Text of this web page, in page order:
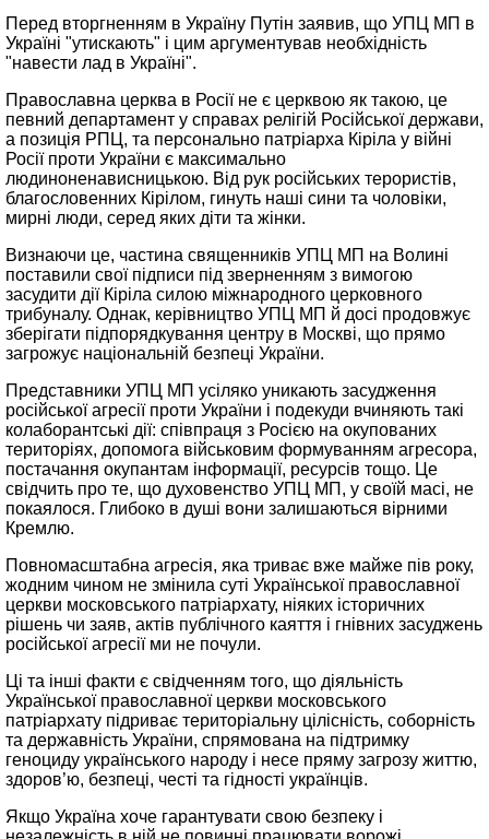
Перед вторгненням в Україну Путін заявив, що УПЦ МП в
Україні "утискають" і цим аргументував необхідність
"навести лад в Україні".
Православна церква в Росії не є церквою як такою, це
певний департамент у справах релігій Російської держави,
а позиція РПЦ, та персонально патріарха Кіріла у війні
Росії проти України є максимально
людиноненависницькою. Від рук російських терористів,
благословенних Кірілом, гинуть наші сини та чоловіки,
мирні люди, серед яких діти та жінки.
Визнаючи це, частина священників УПЦ МП на Волині
поставили свої підписи під зверненням з вимогою
засудити дії Кіріла силою міжнародного церковного
трибуналу. Однак, керівництво УПЦ МП й досі продовжує
зберігати підпорядкування центру в Москві, що прямо
загрожує національній безпеці України.
Представники УПЦ МП усіляко уникають засудження
російської агресії проти України і подекуди вчиняють такі
колаборантські дії: співпраця з Росією на окупованих
територіях, допомога військовим формуванням агресора,
постачання окупантам інформації, ресурсів тощо. Це
свідчить про те, що духовенство УПЦ МП, у своїй масі, не
покаялося. Глибоко в душі вони залишаються вірними
Кремлю.
Повномасштабна агресія, яка триває вже майже пів року,
жодним чином не змінила суті Української православної
церкви московського патріархату, ніяких історичних
рішень чи заяв, актів публічного каяття і гнівних засуджень
російської агресії ми не почули.
Ці та інші факти є свідченням того, що діяльність
Української православної церкви московського
патріархату підриває територіальну цілісність, соборність
та державність України, спрямована на підтримку
геноциду українського народу і несе пряму загрозу життю,
здоров’ю, безпеці, честі та гідності українців.
Якщо Україна хоче гарантувати свою безпеку і